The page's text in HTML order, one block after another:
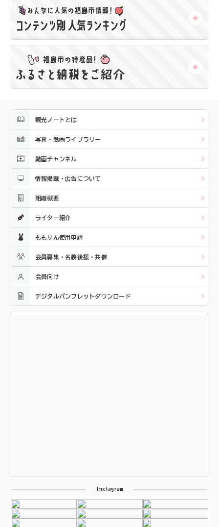
観光ノートとは
写真・動画ライブラリー
動画チャンネル
情報掲載・広告について
組織概要
ライター紹介
ももりん使用申請
会員募集・名義後援・共催
会員向け
デジタルパンフレットダウンロード
Instagram